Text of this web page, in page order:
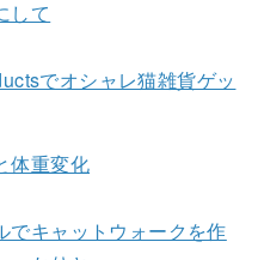
して
でオシャレ猫雑貨ゲッ
体重変化
でキャットウォークを作